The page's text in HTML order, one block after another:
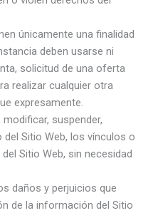
únicamente una finalidad
deben usarse ni
solicitud de una oferta
realizar cualquier otra
expresamente.
suspender,
Sitio Web, los vínculos o
Sitio Web, sin necesidad
daños y perjuicios que
de la información del Sitio